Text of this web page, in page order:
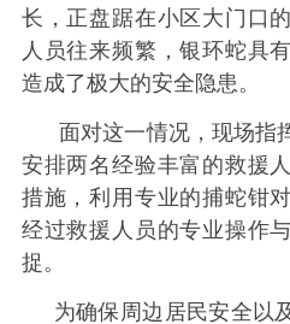
长，正盘踞在小区大门口
人员往来频繁，银环蛇具
造成了极大的安全隐患。
面对这一情况，现场指
安排两名经验丰富的救援
措施，利用专业的捕蛇钳
经过救援人员的专业操作
捉。
为确保周边居民安全以